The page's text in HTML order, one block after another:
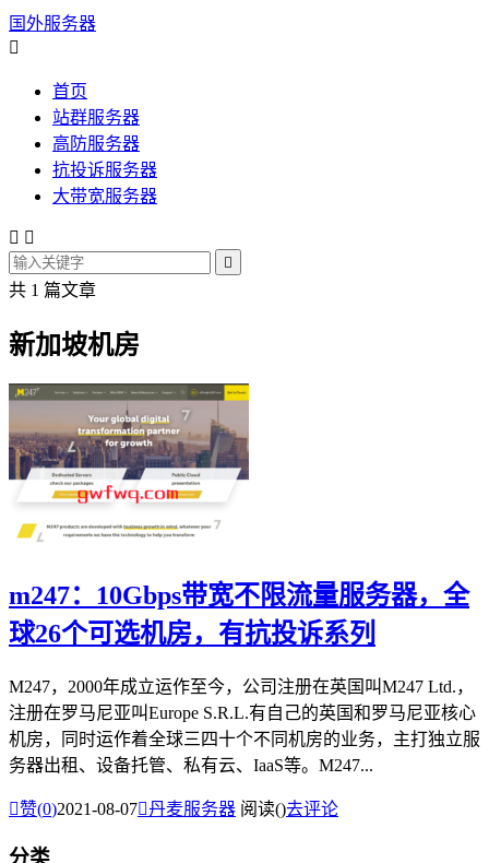
国外服务器

首页
站群服务器
高防服务器
抗投诉服务器
大带宽服务器
 

共 1 篇文章
新加坡机房
m247：10Gbps带宽不限流量服务器，全
球26个可选机房，有抗投诉系列
M247，2000年成立运作至今，公司注册在英国叫M247 Ltd.，
注册在罗马尼亚叫Europe S.R.L.有自己的英国和罗马尼亚核心
机房，同时运作着全球三四十个不同机房的业务，主打独立服
务器出租、设备托管、私有云、IaaS等。M247...
赞(0)2021-08-07丹麦服务器 阅读()去评论
分类